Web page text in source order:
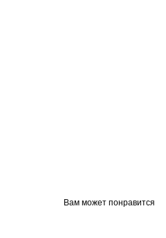
Вам может понравится